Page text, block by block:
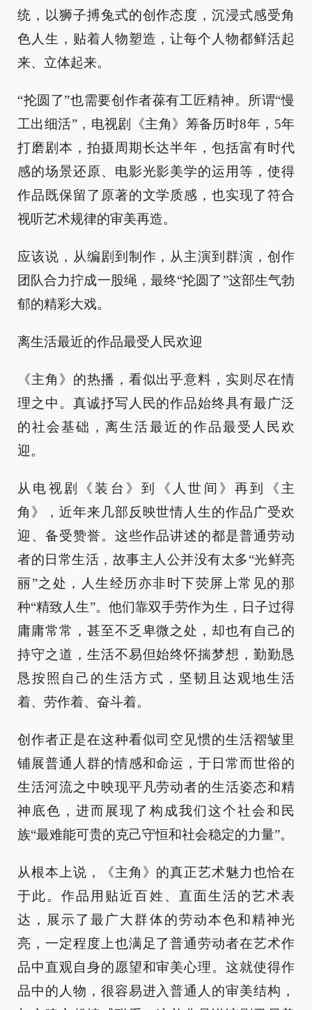
统，以狮子搏兔式的创作态度，沉浸式感受角
色人生，贴着人物塑造，让每个人物都鲜活起
来、立体起来。
“抡圆了”也需要创作者葆有工匠精神。所谓“慢
工出细活”，电视剧《主角》筹备历时8年，5年
打磨剧本，拍摄周期长达半年，包括富有时代
感的场景还原、电影光影美学的运用等，使得
作品既保留了原著的文学质感，也实现了符合
视听艺术规律的审美再造。
应该说，从编剧到制作，从主演到群演，创作
团队合力拧成一股绳，最终“抡圆了”这部生气勃
郁的精彩大戏。
离生活最近的作品最受人民欢迎
《主角》的热播，看似出乎意料，实则尽在情
理之中。真诚抒写人民的作品始终具有最广泛
的社会基础，离生活最近的作品最受人民欢
迎。
从电视剧《装台》到《人世间》再到《主
角》，近年来几部反映世情人生的作品广受欢
迎、备受赞誉。这些作品讲述的都是普通劳动
者的日常生活，故事主人公并没有太多“光鲜亮
丽”之处，人生经历亦非时下荧屏上常见的那
种“精致人生”。他们靠双手劳作为生，日子过得
庸庸常常，甚至不乏卑微之处，却也有自己的
持守之道，生活不易但始终怀揣梦想，勤勤恳
恳按照自己的生活方式，坚韧且达观地生活
着、劳作着、奋斗着。
创作者正是在这种看似司空见惯的生活褶皱里
铺展普通人群的情感和命运，于日常而世俗的
生活河流之中映现平凡劳动者的生活姿态和精
神底色，进而展现了构成我们这个社会和民
族“最难能可贵的克己守恒和社会稳定的力量”。
从根本上说，《主角》的真正艺术魅力也恰在
于此。作品用贴近百姓、直面生活的艺术表
达，展示了最广大群体的劳动本色和精神光
亮，一定程度上也满足了普通劳动者在艺术作
品中直观自身的愿望和审美心理。这就使得作
品中的人物，很容易进入普通人的审美结构，